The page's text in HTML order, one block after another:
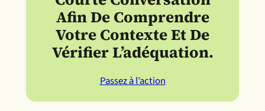
Afin De Comprendre
Votre Contexte Et De
Vérifier L’adéquation.
Passez à l’action